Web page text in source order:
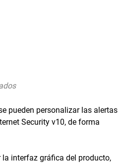
pueden personalizar las alertas
Security v10, de forma
interfaz gráfica del producto,